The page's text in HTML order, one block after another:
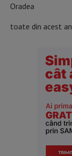
Oradea
toate din acest an